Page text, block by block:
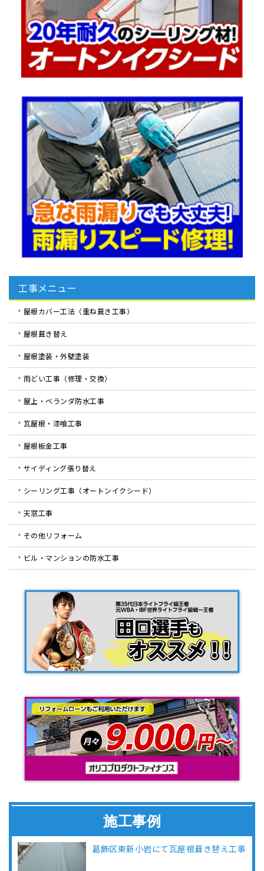
工事メニュー
屋根カバー工法（重ね葺き工事）
屋根葺き替え
屋根塗装・外壁塗装
雨どい工事（修理・交換）
屋上・ベランダ防水工事
瓦屋根・漆喰工事
屋根板金工事
サイディング張り替え
シーリング工事（オートンイクシード）
天窓工事
その他リフォーム
ビル・マンションの防水工事
施工事例
葛飾区東新小岩にて瓦屋根葺き替え工事